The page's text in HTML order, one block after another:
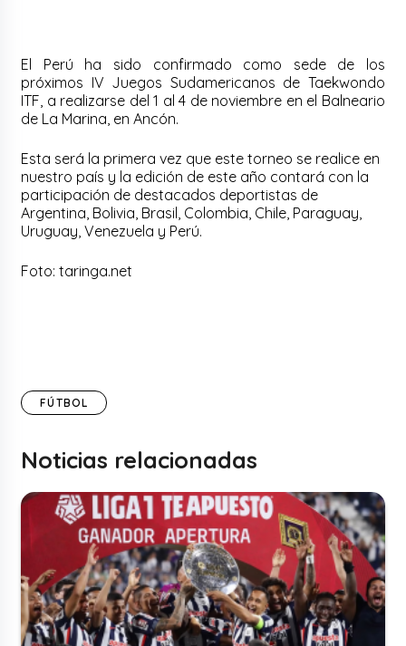
El Perú ha sido confirmado como sede de los
próximos IV Juegos Sudamericanos de Taekwondo
ITF, a realizarse del 1 al 4 de noviembre en el Balneario
de La Marina, en Ancón.
Esta será la primera vez que este torneo se realice en
nuestro país y la edición de este año contará con la
participación de destacados deportistas de
Argentina, Bolivia, Brasil, Colombia, Chile, Paraguay,
Uruguay, Venezuela y Perú.
Foto: taringa.net
FÚTBOL
Noticias relacionadas